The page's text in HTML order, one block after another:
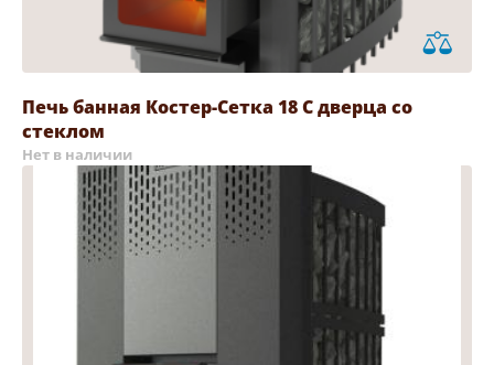
Печь банная Костер-Сетка 18 С дверца со
стеклом
Нет в наличии